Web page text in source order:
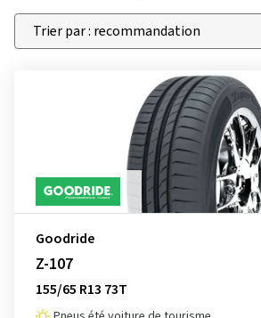
Goodride
Z-107
155/65 R13 73T